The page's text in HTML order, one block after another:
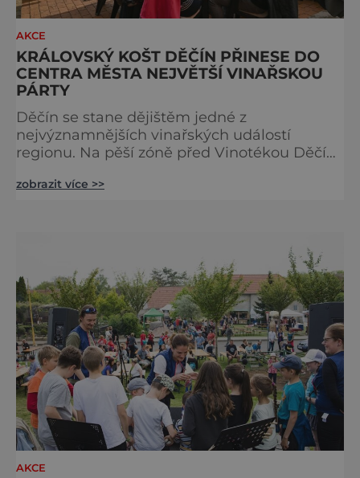
AKCE
KRÁLOVSKÝ KOŠT DĚČÍN PŘINESE DO
CENTRA MĚSTA NEJVĚTŠÍ VINAŘSKOU
PÁRTY
Děčín se stane dějištěm jedné z
nejvýznamnějších vinařských událostí
regionu. Na pěší zóně před Vinotékou Děčín
Děčín 29. srpna – velká pultová degustace
toho nejlepšího, co aktuální vinařská sezóna
nabízí. Návštěvníci budou mít
zobrazit více >>
AKCE